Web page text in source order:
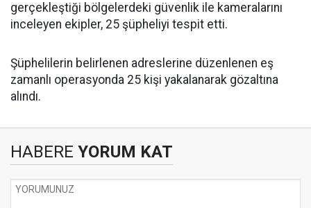
gerçekleştiği bölgelerdeki güvenlik ile kameralarını
inceleyen ekipler, 25 şüpheliyi tespit etti.
Şüphelilerin belirlenen adreslerine düzenlenen eş
zamanlı operasyonda 25 kişi yakalanarak gözaltına
alındı.
HABERE YORUM KAT